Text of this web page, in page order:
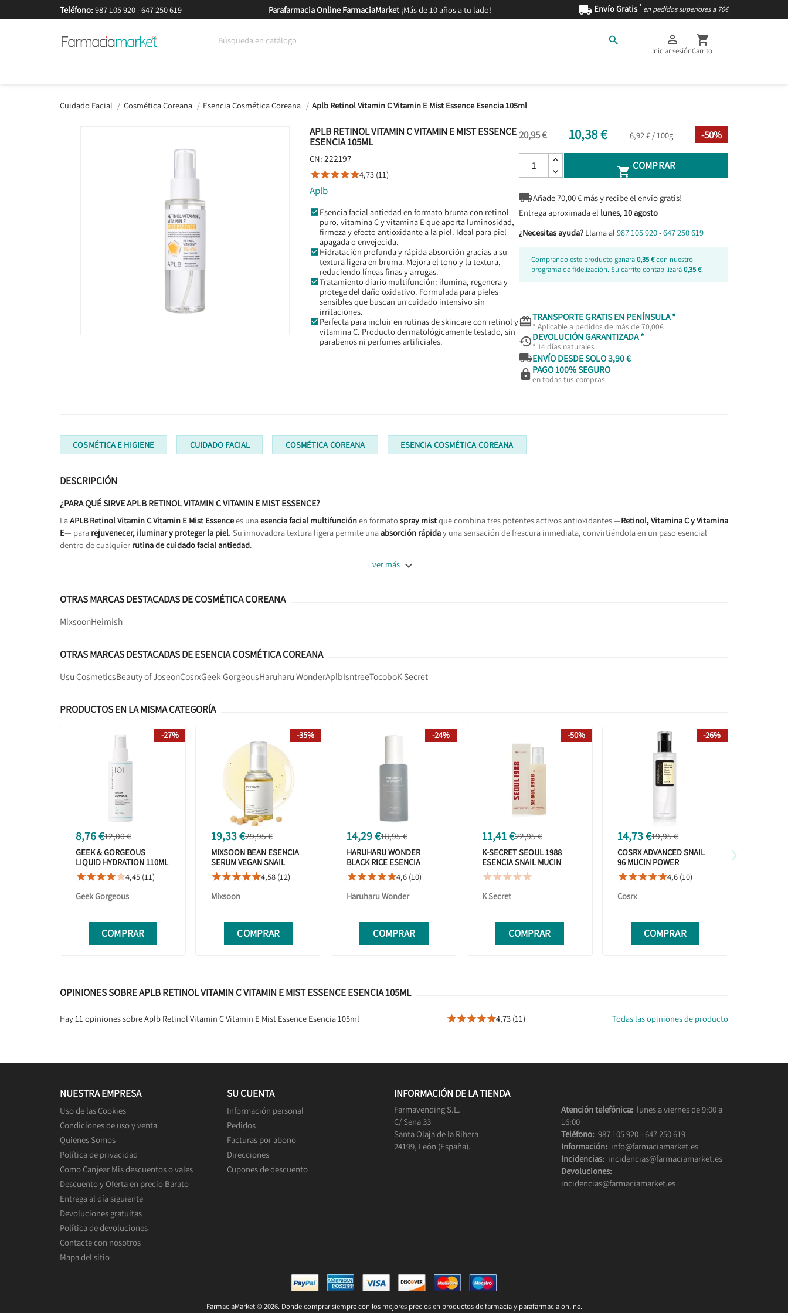
Teléfono: 987 105 920-647 250 619 Parafarmacia Online FarmaciaMarket¡Más de 10 años a tu lado!  Envío Gratis * en pedidos superiores a 70€
 
Iniciar sesión

Carrito
Cuidado Facial Cosmética Coreana Esencia Cosmética Coreana Aplb Retinol Vitamin C Vitamin E Mist Essence Esencia 105ml
APLB RETINOL VITAMIN C VITAMIN E MIST ESSENCE
ESENCIA 105ML
CN: 222197
4,73 (11)
Aplb
Esencia facial antiedad en formato bruma con retinol
puro, vitamina C y vitamina E que aporta luminosidad,
firmeza y efecto antioxidante a la piel. Ideal para piel
apagada o envejecida.
Hidratación profunda y rápida absorción gracias a su
textura ligera en bruma. Mejora el tono y la textura,
reduciendo líneas finas y arrugas.
Tratamiento diario multifunción: ilumina, regenera y
protege del daño oxidativo. Formulada para pieles
sensibles que buscan un cuidado intensivo sin
irritaciones.
Perfecta para incluir en rutinas de skincare con retinol y
vitamina C. Producto dermatológicamente testado, sin
parabenos ni perfumes artificiales.
20,95 € 10,38 € 6,92 € / 100g -50%
 COMPRAR
Añade70,00€ más y recibe el envío gratis!
Entrega aproximada el lunes, 10 agosto
¿Necesitas ayuda? Llama al 987 105 920-647 250 619
Comprando este producto ganara0,35 €con nuestro
programa de fidelización. Su carrito contabilizará0,35 €.
TRANSPORTE GRATIS EN PENÍNSULA *
* Aplicable a pedidos de más de 70,00€
DEVOLUCIÓN GARANTIZADA *
* 14 días naturales
ENVÍO DESDE SOLO 3,90 €
 PAGO 100% SEGURO
en todas tus compras
COSMÉTICA E HIGIENE CUIDADO FACIAL COSMÉTICA COREANA ESENCIA COSMÉTICA COREANA
DESCRIPCIÓN
¿PARA QUÉ SIRVE APLB RETINOL VITAMIN C VITAMIN E MIST ESSENCE?
LaAPLB Retinol Vitamin C Vitamin E Mist Essencees unaesencia facial multifunciónen formato spray mistque combina tres potentes activos antioxidantes —Retinol, Vitamina C y Vitamina
E— para rejuvenecer, iluminar y proteger la piel. Su innovadora textura ligera permite unaabsorción rápiday una sensación de frescura inmediata, convirtiéndola en un paso esencial
dentro de cualquier rutina de cuidado facial antiedad.
ver más 
OTRAS MARCAS DESTACADAS DE COSMÉTICA COREANA
MixsoonHeimish
OTRAS MARCAS DESTACADAS DE ESENCIA COSMÉTICA COREANA
Usu CosmeticsBeauty of JoseonCosrxGeek GorgeousHaruharu WonderAplbIsntreeTocoboK Secret
PRODUCTOS EN LA MISMA CATEGORÍA
8,76 €12,00 €
GEEK & GORGEOUS
LIQUID HYDRATION 110ML
4,45 (11)
Geek Gorgeous
COMPRAR
-27%
19,33 €29,95 €
MIXSOON BEAN ESENCIA
SERUM VEGAN SNAIL
EXFOLIANTE HIDRATANTE
KOREAN 50ML
4,58 (12)
Mixsoon
COMPRAR
-35%
14,29 €18,95 €
HARUHARU WONDER
BLACK RICE ESENCIA
HIALURÓNICO 50ML
4,6 (10)
Haruharu Wonder
COMPRAR
-24%
11,41 €22,95 €
K-SECRET SEOUL 1988
ESENCIA SNAIL MUCIN
97% + RICE 100ML

K Secret
COMPRAR
-50%
14,73 €19,95 €
COSRX ADVANCED SNAIL
96 MUCIN POWER
ESSENCE 100ML
4,6 (10)
Cosrx
COMPRAR
-26%
›
OPINIONES SOBRE APLB RETINOL VITAMIN C VITAMIN E MIST ESSENCE ESENCIA 105ML
Hay 11 opiniones sobre Aplb Retinol Vitamin C Vitamin E Mist Essence Esencia 105ml 4,73 (11) Todas las opiniones de producto
NUESTRA EMPRESA
Uso de las Cookies
Condiciones de uso y venta
Quienes Somos
Política de privacidad
Como Canjear Mis descuentos o vales
Descuento y Oferta en precio Barato
Entrega al día siguiente
Devoluciones gratuitas
Política de devoluciones
Contacte con nosotros
Mapa del sitio
SU CUENTA
Información personal
Pedidos
Facturas por abono
Direcciones
Cupones de descuento
INFORMACIÓN DE LA TIENDA
Farmavending S.L.
C/ Sena 33
Santa Olaja de la Ribera
24199, León (España).
Atención telefónica: lunes a viernes de 9:00 a
16:00
Teléfono: 987 105 920- 647 250 619
Información: info@farmaciamarket.es
Incidencias: incidencias@farmaciamarket.es
Devoluciones:
incidencias@farmaciamarket.es
FarmaciaMarket © 2026. Donde comprar siempre con los mejores precios en productos de farmacia y parafarmacia online.